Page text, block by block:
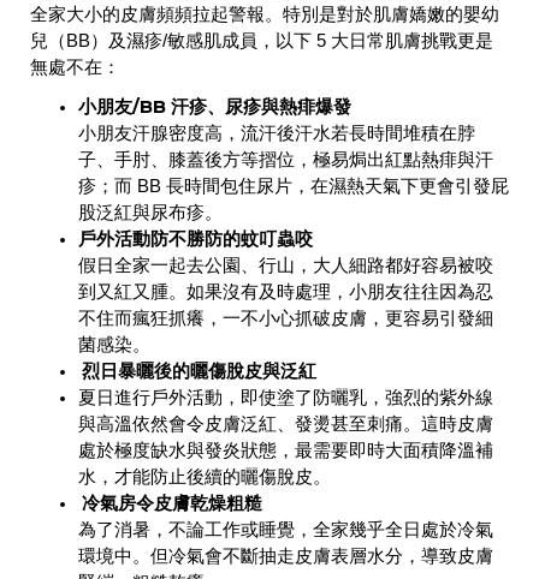
全家大小的皮膚頻頻拉起警報。特別是對於肌膚嬌嫩的嬰幼
兒（BB）及濕疹/敏感肌成員，以下 5 大日常肌膚挑戰更是
無處不在：
小朋友/BB 汗疹、尿疹與熱痱爆發
小朋友汗腺密度高，流汗後汗水若長時間堆積在脖
子、手肘、膝蓋後方等摺位，極易焗出紅點熱痱與汗
疹；而 BB 長時間包住尿片，在濕熱天氣下更會引發屁
股泛紅與尿布疹。
戶外活動防不勝防的蚊叮蟲咬
假日全家一起去公園、行山，大人細路都好容易被咬
到又紅又腫。如果沒有及時處理，小朋友往往因為忍
不住而瘋狂抓癢，一不小心抓破皮膚，更容易引發細
菌感染。
烈日暴曬後的曬傷脫皮與泛紅
夏日進行戶外活動，即使塗了防曬乳，強烈的紫外線
與高溫依然會令皮膚泛紅、發燙甚至刺痛。這時皮膚
處於極度缺水與發炎狀態，最需要即時大面積降溫補
水，才能防止後續的曬傷脫皮。
冷氣房令皮膚乾燥粗糙
為了消暑，不論工作或睡覺，全家幾乎全日處於冷氣
環境中。但冷氣會不斷抽走皮膚表層水分，導致皮膚